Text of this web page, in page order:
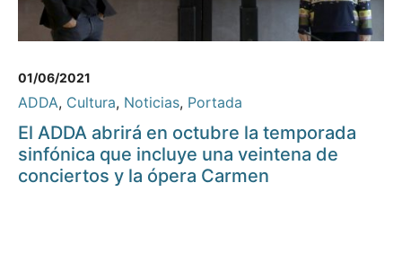
01/06/2021
ADDA, Cultura, Noticias, Portada
El ADDA abrirá en octubre la temporada
sinfónica que incluye una veintena de
conciertos y la ópera Carmen